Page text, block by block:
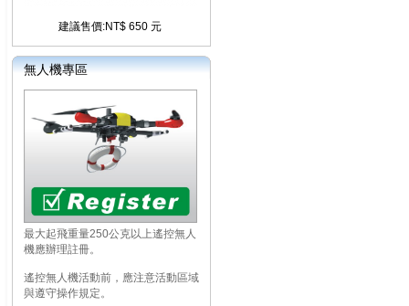
建議售價:NT$ 650 元
無人機專區
最大起飛重量250公克以上遙控無人
機應辦理註冊。
遙控無人機活動前，應注意活動區域
與遵守操作規定。